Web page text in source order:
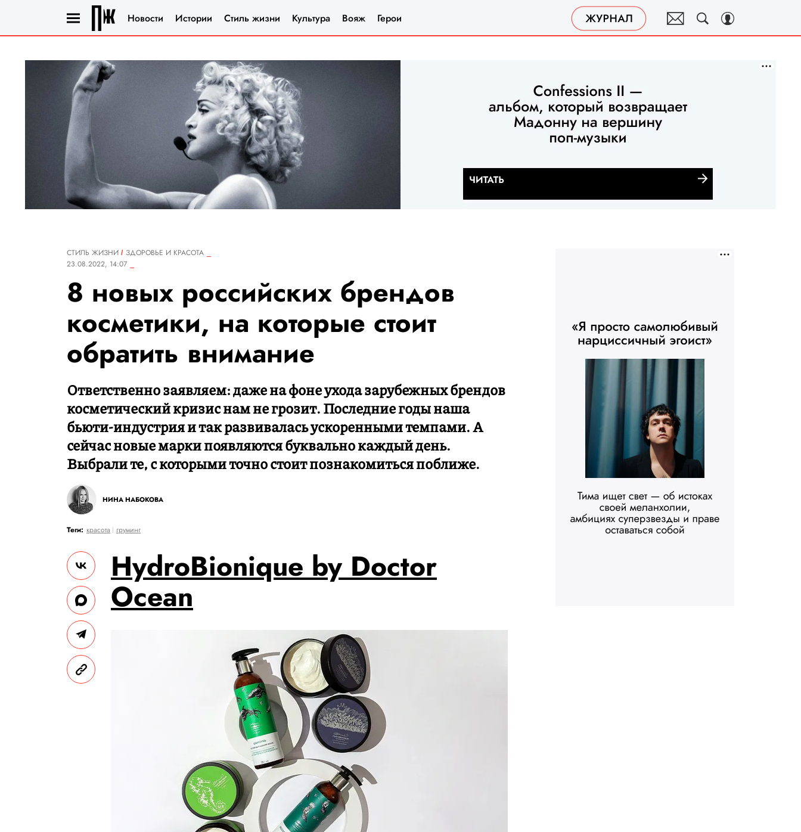
Новости Истории Стиль жизни Культура Вояж Герои
СТИЛЬ ЖИЗНИ
ЗДОРОВЬЕ И КРАСОТА
23.08.2022, 14:07
8 новых российских брендов
косметики, на которые стоит
обратить внимание
Ответственно заявляем: даже на фоне ухода зарубежных брендов
косметический кризис нам не грозит. Последние годы наша
бьюти-индустрия и так развивалась ускоренными темпами. А
сейчас новые марки появляются буквально каждый день.
Выбрали те, с которыми точно стоит познакомиться поближе.
НИНА НАБОКОВА
Теги: красота груминг
HydroBionique by Doctor
Ocean